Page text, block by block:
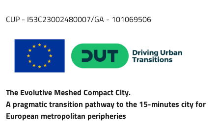
CUP - I53C23002480007/GA - 101069506
The Evolutive Meshed Compact City.
A pragmatic transition pathway to the 15-minutes city for
European metropolitan peripheries